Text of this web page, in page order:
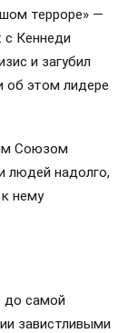
терроре» —
с Кеннеди
и загубил
об этом лидере
Союзом
людей надолго,
нему
до самой
завистливыми